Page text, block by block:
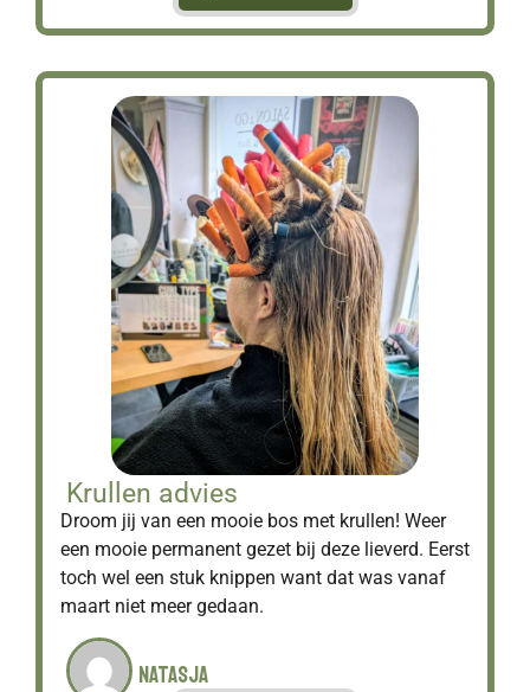
Krullen advies
Droom jij van een mooie bos met krullen! Weer
een mooie permanent gezet bij deze lieverd. Eerst
toch wel een stuk knippen want dat was vanaf
maart niet meer gedaan.
Natasja